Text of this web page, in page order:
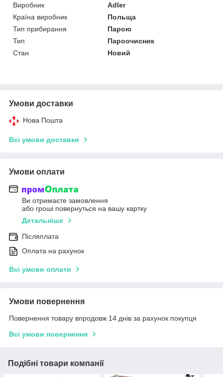
Виробник
Adler
Країна виробник
Польща
Тип прибирання
Парою
Тип
Пароочисник
Стан
Новий
Умови доставки
Нова Пошта
Всі умови доставки
Умови оплати
Ви отримаєте замовлення
або гроші повернуться на вашу картку
Детальніше
Післяплата
Оплата на рахунок
Всі умови оплати
Умови повернення
Повернення товару впродовж 14 днів за рахунок покупця
Всі умови повернення
Подібні товари компанії